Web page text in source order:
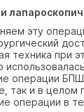
эту
техника при
операции
так и в целом
операции в